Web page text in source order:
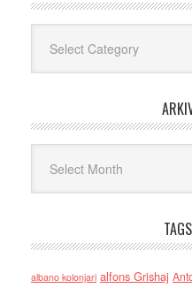
TAGS
albano kolonjari alfons Grishaj